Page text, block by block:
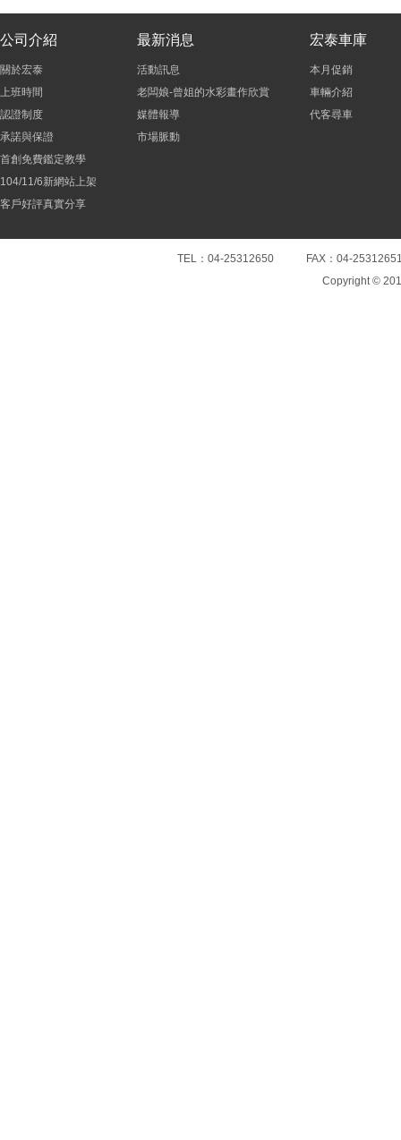
公司介紹
關於宏泰
上班時間
認證制度
承諾與保證
首創免費鑑定教學
104/11/6新網站上架
客戶好評真實分享
最新消息
活動訊息
老闆娘-曾姐的水彩畫作欣賞
媒體報導
市場脈動
宏泰車庫
本月促銷
車輛介紹
代客尋車
TEL：04-25312650 FAX：04-25312651
Copyright ©